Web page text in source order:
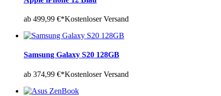
ab 499,99 €*Kostenloser Versand
Samsung Galaxy S20 128GB
ab 374,99 €*Kostenloser Versand